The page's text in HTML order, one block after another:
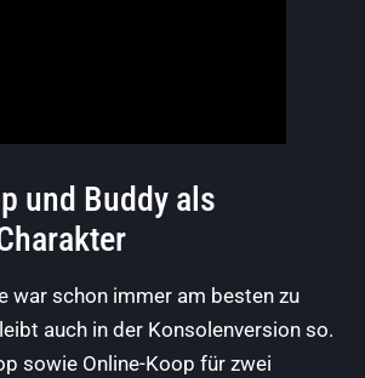
und Buddy als
war schon immer am besten zu
auch in der Konsolenversion so.
sowie Online-Koop für zwei